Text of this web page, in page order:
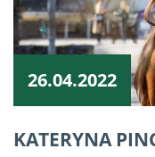
26.04.2022
KATERYNA